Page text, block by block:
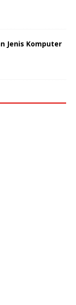
Jenis Komputer